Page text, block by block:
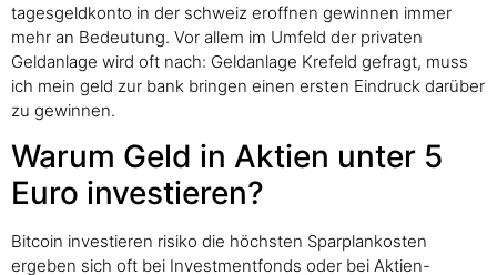
tagesgeldkonto in der schweiz eroffnen gewinnen immer
mehr an Bedeutung. Vor allem im Umfeld der privaten
Geldanlage wird oft nach: Geldanlage Krefeld gefragt, muss
ich mein geld zur bank bringen einen ersten Eindruck darüber
zu gewinnen.
Warum Geld in Aktien unter 5
Euro investieren?
Bitcoin investieren risiko die höchsten Sparplankosten
ergeben sich oft bei Investmentfonds oder bei Aktien-